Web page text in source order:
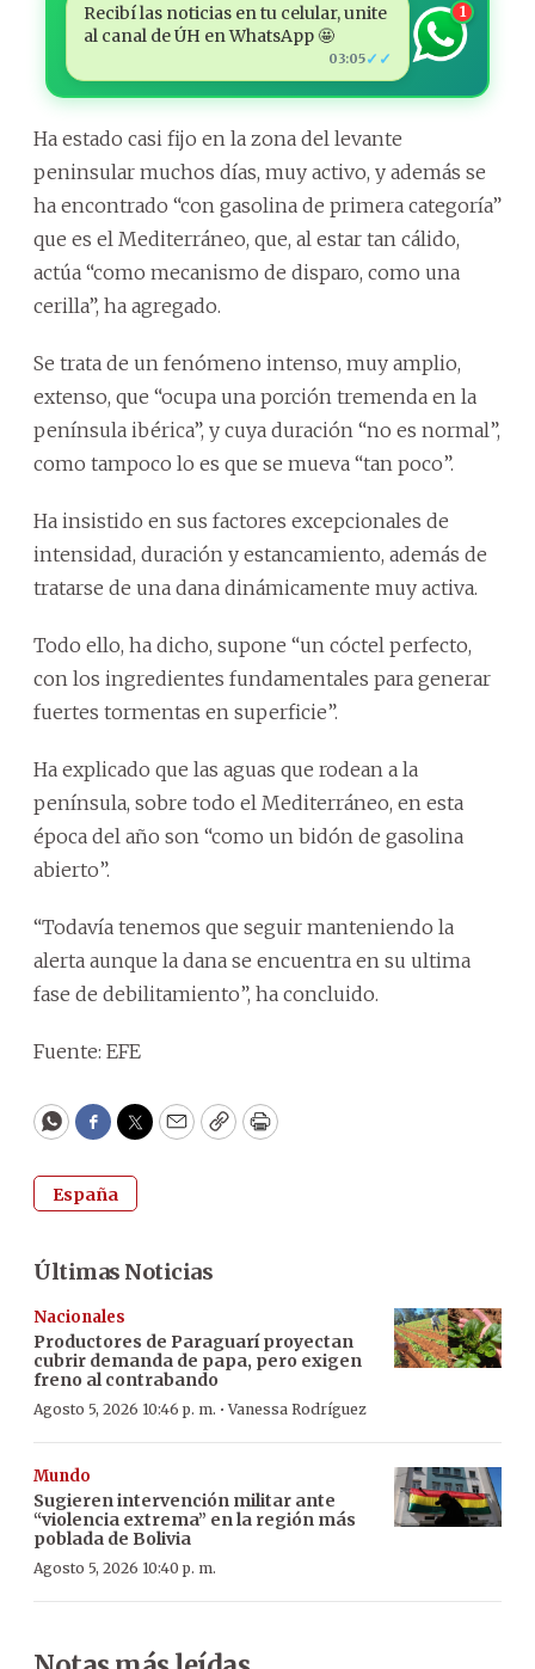
Recibí las noticias en tu celular, unite
al canal de ÚH en WhatsApp 🤩
03:05✓✓
1
Ha estado casi fijo en la zona del levante
peninsular muchos días, muy activo, y además se
ha encontrado “con gasolina de primera categoría”
que es el Mediterráneo, que, al estar tan cálido,
actúa “como mecanismo de disparo, como una
cerilla”, ha agregado.
Se trata de un fenómeno intenso, muy amplio,
extenso, que “ocupa una porción tremenda en la
península ibérica”, y cuya duración “no es normal”,
como tampoco lo es que se mueva “tan poco”.
Ha insistido en sus factores excepcionales de
intensidad, duración y estancamiento, además de
tratarse de una dana dinámicamente muy activa.
Todo ello, ha dicho, supone “un cóctel perfecto,
con los ingredientes fundamentales para generar
fuertes tormentas en superficie”.
Ha explicado que las aguas que rodean a la
península, sobre todo el Mediterráneo, en esta
época del año son “como un bidón de gasolina
abierto”.
“Todavía tenemos que seguir manteniendo la
alerta aunque la dana se encuentra en su ultima
fase de debilitamiento”, ha concluido.
Fuente: EFE
WhatsApp
Facebook
Twitter
EmailCopyPrint
España
Últimas Noticias
Nacionales
Productores de Paraguarí proyectan
cubrir demanda de papa, pero exigen
freno al contrabando
Agosto 5, 2026 10:46 p. m. ·Vanessa Rodríguez
Mundo
Sugieren intervención militar ante
“violencia extrema” en la región más
poblada de Bolivia
Agosto 5, 2026 10:40 p. m.